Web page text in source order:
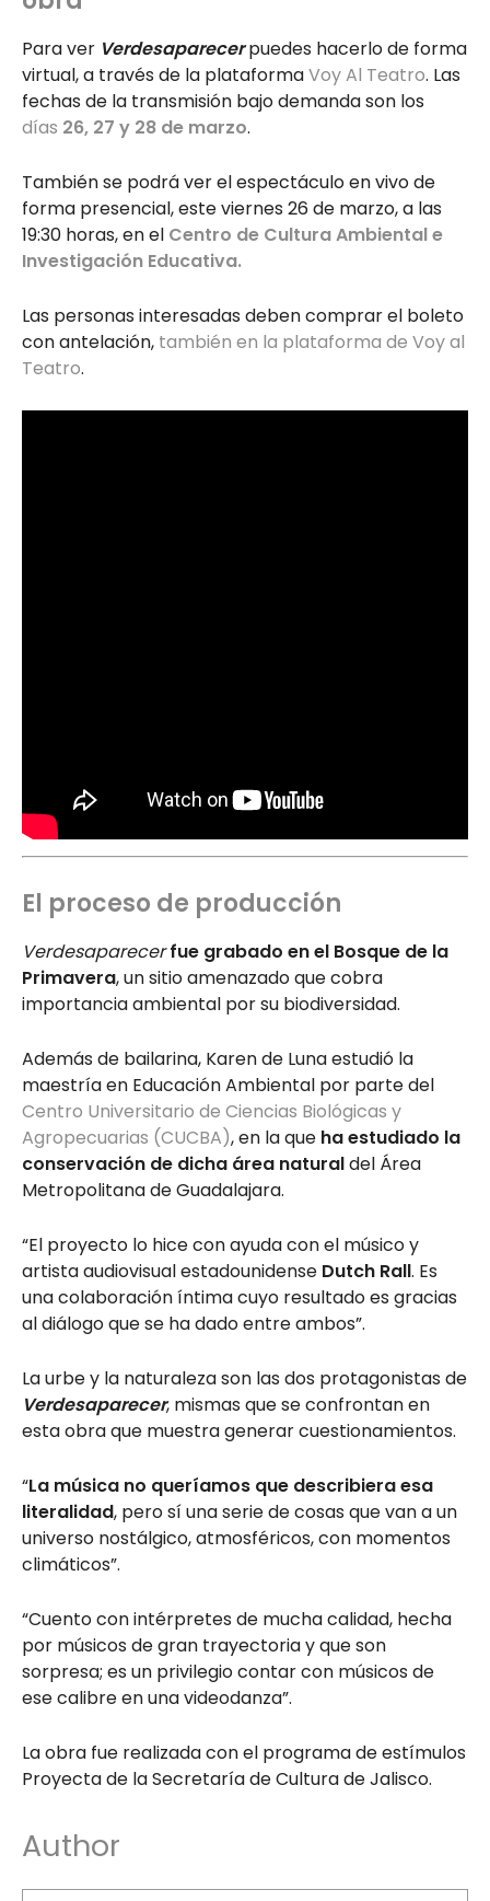
Para ver Verdesaparecerpuedes hacerlo de forma
virtual, a través de la plataformaVoy Al Teatro. Las
fechas de la transmisión bajo demanda son los
días 26, 27 y 28 de marzo.
También se podrá ver el espectáculo en vivo de
forma presencial, este viernes 26 de marzo, a las
19:30 horas, en el Centro de Cultura Ambiental e
Investigación Educativa.
Las personas interesadas deben comprar el boleto
con antelación, también en la plataforma de Voy al
Teatro.
El proceso de producción
Verdesaparecer fue grabado en el Bosque de la
Primavera, un sitio amenazado que cobra
importancia ambiental por su biodiversidad.
Además de bailarina, Karen de Luna estudió la
maestría en Educación Ambiental por parte del
Centro Universitario de Ciencias Biológicas y
Agropecuarias (CUCBA), en la que ha estudiado la
conservación de dicha área naturaldel Área
Metropolitana de Guadalajara.
“El proyecto lo hice con ayuda con el músico y
artista audiovisual estadounidense Dutch Rall. Es
una colaboración íntima cuyo resultado es gracias
al diálogo que se ha dado entre ambos”.
La urbe y la naturaleza son las dos protagonistas de
Verdesaparecer, mismas que se confrontan en
esta obra que muestra generar cuestionamientos.
“La música no queríamos que describiera esa
literalidad, pero sí una serie de cosas que van a un
universo nostálgico, atmosféricos, con momentos
climáticos”.
“Cuento con intérpretes de mucha calidad, hecha
por músicos de gran trayectoria y que son
sorpresa; es un privilegio contar con músicos de
ese calibre en una videodanza”.
La obra fue realizada con el programa de estímulos
Proyecta de la Secretaría de Cultura de Jalisco.
Author